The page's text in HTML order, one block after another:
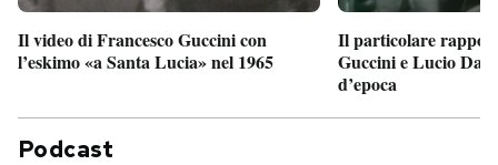
Il video di Francesco Guccini con
l’eskimo «a Santa Lucia» nel 1965
Il particolare
Guccini e Lucio
d’epoca
Podcast